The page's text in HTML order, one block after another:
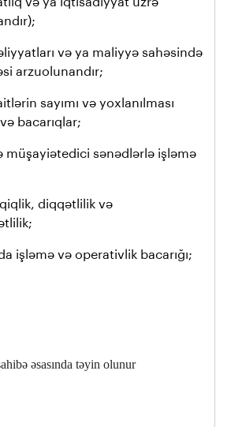
və ya maliyyə sahəsində
arzuolunandır;
sayımı və yoxlanılması
bacarıqlar;
müşayiətedici sənədlərlə işləmə
diqqətlilik və
işləmə və operativlik bacarığı;
əsasında təyin olunur